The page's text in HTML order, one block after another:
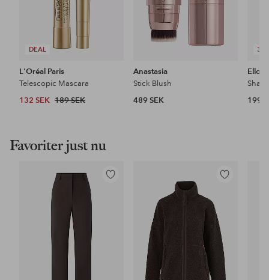
DEAL
L'Oréal Paris
Telescopic Mascara
132 SEK 189 SEK
Anastasia
Stick Blush
489 SEK
3
Ellos
199
Favoriter just nu
Lägg
Lägg
favoriter